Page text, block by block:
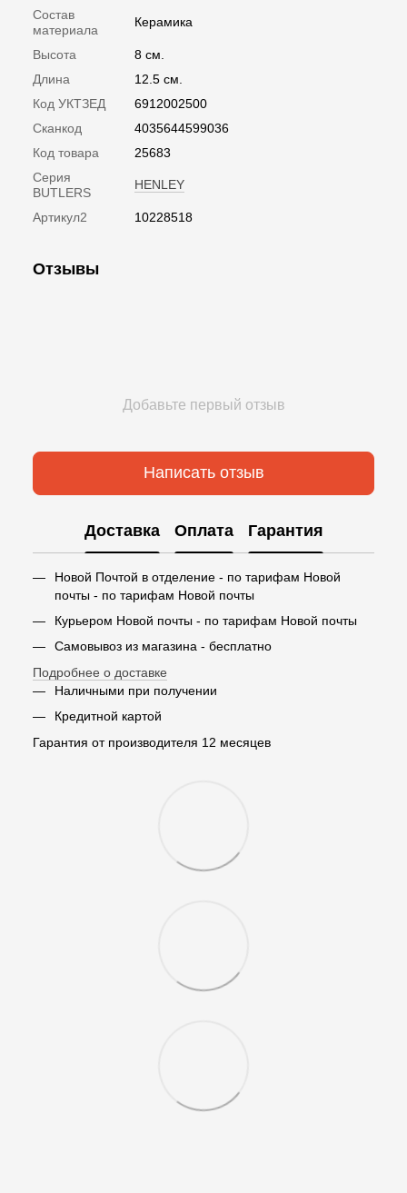
Состав
материала
Керамика
Высота
8 см.
Длина
12.5 см.
Код УКТЗЕД
6912002500
Сканкод
4035644599036
Код товара
25683
Серия
BUTLERS
HENLEY
Артикул2 10228518
Отзывы
Добавьте первый отзыв
Написать отзыв
Доставка Оплата Гарантия
Новой Почтой в отделение - по тарифам Новой
почты - по тарифам Новой почты
Курьером Новой почты - по тарифам Новой почты
Самовывоз из магазина - бесплатно
Подробнее о доставке
Наличными при получении
Кредитной картой
Гарантия от производителя 12 месяцев